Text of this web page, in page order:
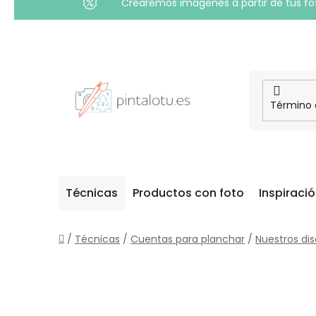
Crearemos imágenes a partir de tus
Técnicas Productos con foto
Inicio
/ Técnicas / Cuentas para planchar / Nuestros